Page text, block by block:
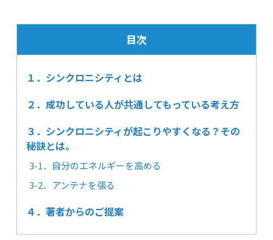
目次
１．シンクロニシティとは
２．成功している人が共通してもっている考え方
３．シンクロニシティが起こりやすくなる？その
秘訣とは。
3-1．自分のエネルギーを高める
3-2．アンテナを張る
４．著者からのご提案